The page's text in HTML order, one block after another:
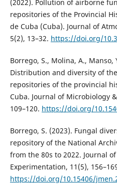
(2022). Pollution of airborne
repositories of the Provincial
de Cuba (Cuba). Journal of
5(2), 13–32. https://doi.org/
Borrego, S., Molina, A., Manso,
Distribution and diversity of
repositories of the provincial
Cuba. Journal of Microbiology
109–120. https://doi.org/
Borrego, S. (2023). Fungal
repository of the National
from the 80s to 2022. Journal
Experimentation, 11(5),
https://doi.org/10.15406/